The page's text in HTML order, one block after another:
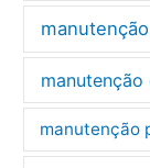
manutenção